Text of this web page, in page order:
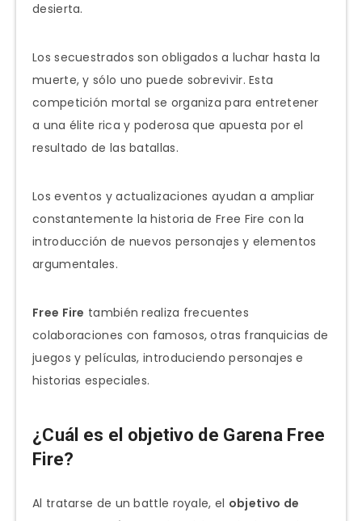
desierta.
Los secuestrados son obligados a luchar hasta la
muerte, y sólo uno puede sobrevivir. Esta
competición mortal se organiza para entretener
a una élite rica y poderosa que apuesta por el
resultado de las batallas.
Los eventos y actualizaciones ayudan a ampliar
constantemente la historia de Free Fire con la
introducción de nuevos personajes y elementos
argumentales.
Free Fire también realiza frecuentes
colaboraciones con famosos, otras franquicias de
juegos y películas, introduciendo personajes e
historias especiales.
¿Cuál es el objetivo de Garena Free
Fire?
Al tratarse de un battle royale, el objetivo de